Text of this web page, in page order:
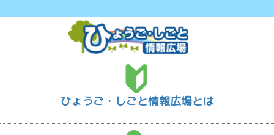
ひょうご・しごと情報広場とは